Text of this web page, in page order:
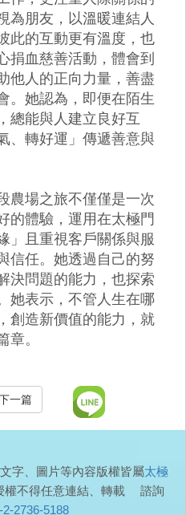
為朋友，以溫暖連結人
此的互動更有溫度，也
捐血慈善活動，體會到
他人的正向力量，善盡
。她認為，即便在陌生
總能與人建立良好互
、轉好運」傳遞善意與
場之旅不僅僅是一次
的體驗，運用在太極門
」且重視客戶關係與服
信任。她透過自己的努
決問題的能力，也探索
她表示，不管人生在哪
創造新價值的能力，就
章。
一篇
字、圖片等內容版權皆屬太極
權不得任意連結、轉載 諮詢
2-2736-5188